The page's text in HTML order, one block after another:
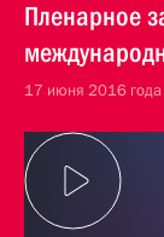
Пленарное
17 июня 2016 года